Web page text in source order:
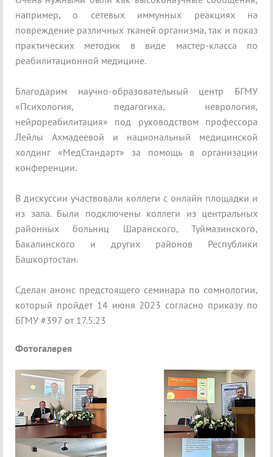
например, о сетевых иммунных реакциях на
повреждение различных тканей организма, так и показ
практических методик в виде мастер-класса по
реабилитационной медицине.
Благодарим научно-образовательный центр БГМУ
«Психология, педагогика, неврология,
нейрореабилитация» под руководством профессора
Лейлы Ахмадеевой и национальный медицинской
холдинг «МедСтандарт» за помощь в организации
конференции.
В дискуссии участвовали коллеги с онлайн площадки и
из зала. Были подключены коллеги из центральных
районных больниц Шаранского, Туймазинского,
Бакалинского и других районов Республики
Башкортостан.
Сделан анонс предстоящего семинара по сомнологии,
который пройдет 14 июня 2023 согласно приказу по
БГМУ #397 от 17.5.23
Фотогалерея